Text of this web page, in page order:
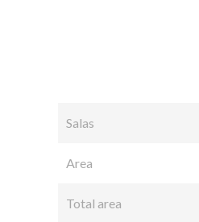
Salas
Area
Total area